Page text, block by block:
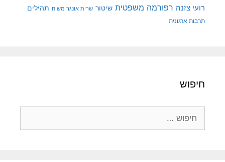
רועי צזנה רפורמה משפטית שיטור שרית אונגר משיח תהילים
תרבות ארגונית
חיפוש